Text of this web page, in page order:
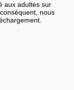
aux adultes sur
nous